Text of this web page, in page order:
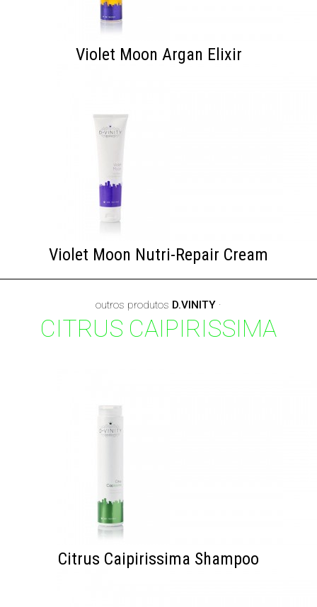
Violet Moon Argan Elixir
Violet Moon Nutri-Repair Cream
outros produtos D.VINITY ·
CITRUS CAIPIRISSIMA
Citrus Caipirissima Shampoo